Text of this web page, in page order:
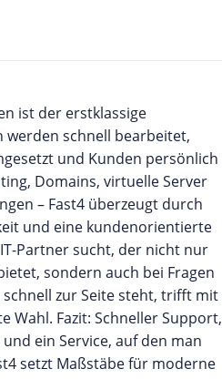
ist der erstklassige
werden schnell bearbeitet,
und Kunden persönlich
Domains, virtuelle Server
– Fast4 überzeugt durch
und eine kundenorientierte
Partner sucht, der nicht nur
sondern auch bei Fragen
zur Seite steht, trifft mit
Wahl. Fazit: Schneller Support,
ein Service, auf den man
setzt Maßstäbe für moderne